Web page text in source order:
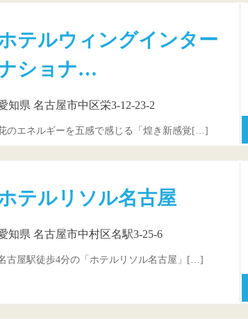
テルウィングインター
ショナ…
知県 名古屋市中区栄3-12-23-2
のエネルギーを五感で感じる「煌き新感覚[…]
テルリソル名古屋
知県 名古屋市中村区名駅3-25-6
古屋駅徒歩4分の「ホテルリソル名古屋」[…]